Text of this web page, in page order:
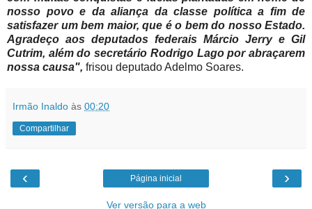
nosso povo e da aliança da classe política a fim de
satisfazer um bem maior, que é o bem do nosso Estado.
Agradeço aos deputados federais Márcio Jerry e Gil
Cutrim, além do secretário Rodrigo Lago por abraçarem
nossa causa", frisou deputado Adelmo Soares.
Irmão Inaldo às 00:20
Compartilhar
‹ ›
Página inicial
Ver versão para a web